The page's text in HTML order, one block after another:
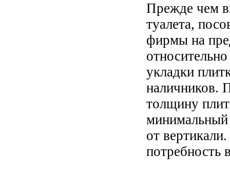
Прежде чем
туалета,
фирмы на
укладки
наличников.
толщину
минимальный
от
потребность